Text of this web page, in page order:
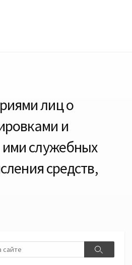
лиц о
и
ими служебных
средств,
Поиск